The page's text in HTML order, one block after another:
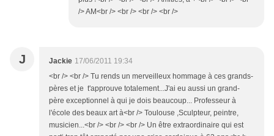
/> AM<br /> <br /> <br /> <br />
J Jackie 17/06/2011 19:34
<br /> <br /> Tu rends un merveilleux hommage à ces grands-
pères et je t'approuve totalement...J'ai eu aussi un grand-
père exceptionnel à qui je dois beaucoup... Professeur à
l'école des beaux art à<br /> Toulouse ,Sculpteur, peintre,
musicien...<br /> <br /> <br /> Un être extraordinaire qui est